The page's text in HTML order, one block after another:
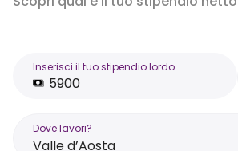
Inserisci il tuo stipendio lordo
Dove lavori?
Valle d’Aosta